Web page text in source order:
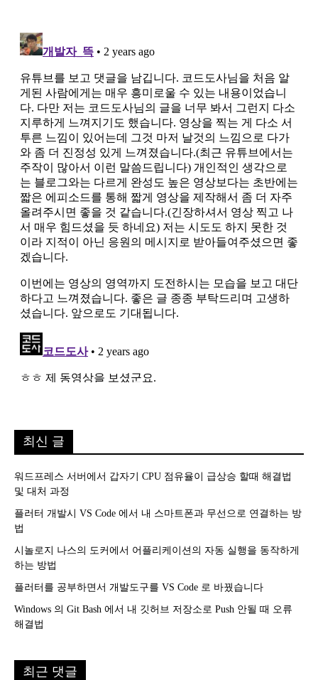
최신 글
워드프레스 서버에서 갑자기 CPU 점유율이 급상승 할때 해결법
및 대처 과정
플러터 개발시 VS Code 에서 내 스마트폰과 무선으로 연결하는 방
법
시놀로지 나스의 도커에서 어플리케이션의 자동 실행을 동작하게
하는 방법
플러터를 공부하면서 개발도구를 VS Code 로 바꿨습니다
Windows 의 Git Bash 에서 내 깃허브 저장소로 Push 안될 때 오류
해결법
최근 댓글